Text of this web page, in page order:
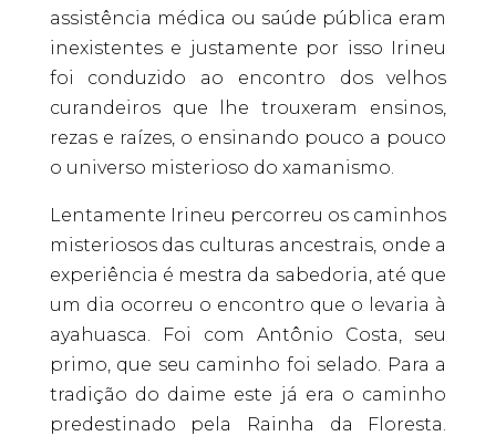
assistência médica ou saúde pública eram
inexistentes e justamente por isso Irineu
foi conduzido ao encontro dos velhos
curandeiros que lhe trouxeram ensinos,
rezas e raízes, o ensinando pouco a pouco
o universo misterioso do xamanismo.
Lentamente Irineu percorreu os caminhos
misteriosos das culturas ancestrais, onde a
experiência é mestra da sabedoria, até que
um dia ocorreu o encontro que o levaria à
ayahuasca. Foi com Antônio Costa, seu
primo, que seu caminho foi selado. Para a
tradição do daime este já era o caminho
predestinado pela Rainha da Floresta.